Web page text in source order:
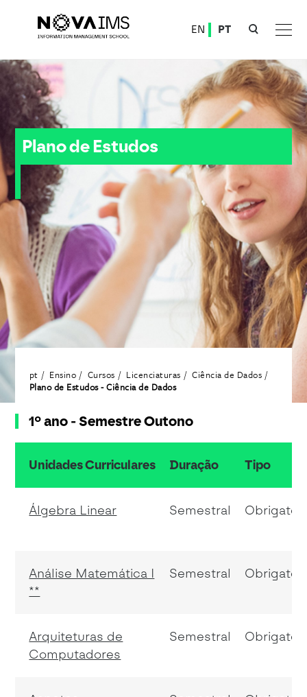
EN PT
Plano de Estudos - Ciência de Dados
Plano de Estudos
pt Ensino Cursos Licenciaturas
Ciência de Dados
Plano de Estudos - Ciência de Dados
1º ano - Semestre Outono
resumo do conteudo da tabela
Unidades Curriculares Duração Tipo
Álgebra Linear Semestral
Análise Matemática I
**
Semestral
Arquiteturas de
Computadores
Semestral